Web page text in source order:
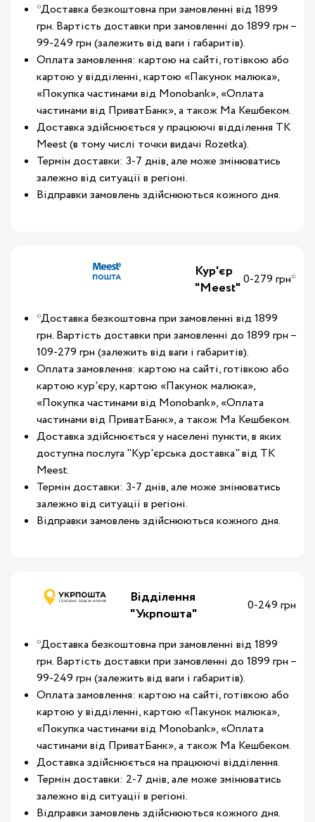
*Доставка безкоштовна при замовленні від 1899
грн. Вартість доставки при замовленні до 1899 грн –
99-249 грн (залежить від ваги і габаритів).
Оплата замовлення: картою на сайті, готівкою або
картою у відділенні, картою «Пакунок малюка»,
«Покупка частинами від Monobank», «Оплата
частинами від ПриватБанк», а також Ма Кешбеком.
Доставка здійснюється у працюючі відділення ТК
Meest (в тому числі точки видачі Rozetka).
Термін доставки: 3-7 днів, але може змінюватись
залежно від ситуації в регіоні.
Відправки замовлень здійснюються кожного дня.
Кур'єр
"Meest"0-279 грн*
*Доставка безкоштовна при замовленні від 1899
грн. Вартість доставки при замовленні до 1899 грн –
109-279 грн (залежить від ваги і габаритів).
Оплата замовлення: картою на сайті, готівкою або
картою кур'єру, картою «Пакунок малюка»,
«Покупка частинами від Monobank», «Оплата
частинами від ПриватБанк», а також Ма Кешбеком.
Доставка здійснюється у населені пункти, в яких
доступна послуга "Кур'єрська доставка" від ТК
Meest.
Термін доставки: 3-7 днів, але може змінюватись
залежно від ситуації в регіоні.
Відправки замовлень здійснюються кожного дня.
Відділення
"Укрпошта"
0-249 грн
*Доставка безкоштовна при замовленні від 1899
грн. Вартість доставки при замовленні до 1899 грн –
99-249 грн (залежить від ваги і габаритів).
Оплата замовлення: картою на сайті, готівкою або
картою у відділенні, картою «Пакунок малюка»,
«Покупка частинами від Monobank», «Оплата
частинами від ПриватБанк», а також Ма Кешбеком.
Доставка здійснюється на працюючі відділення.
Термін доставки: 2-7 днів, але може змінюватись
залежно від ситуації в регіоні.
Відправки замовлень здійснюються кожного дня.